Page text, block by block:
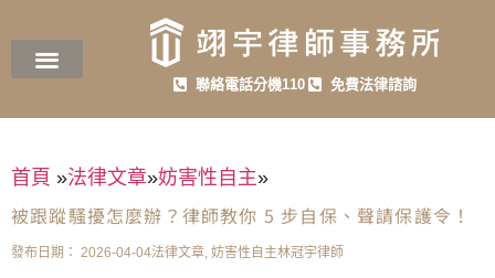
聯絡電話分機110 免費法律諮詢
首頁 »法律文章»妨害性自主»
被跟蹤騷擾怎麼辦？律師教你 5 步自保、聲請保護令！
發布日期： 2026-04-04法律文章, 妨害性自主林冠宇律師